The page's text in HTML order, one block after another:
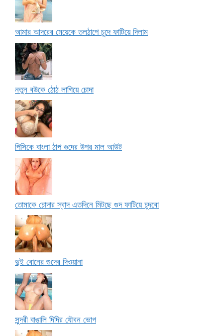
আমার আদরের মেয়েকে তলঠাপে চুদে ফাটিয়ে দিলাম
নতুন বউকে ঠোঠ লাগিয়ে চোদা
পিসিকে বাংলা ঠাপ গুদের উপর মাল আউট
তোমাকে চোদার স্বাদ এতদিনে মিটছে গুদ ফাটিয়ে চুদবো
দুই বোনের গুদের দিওয়ানা
সুন্দরী বাঙালি দিদির যৌবন ভোগ